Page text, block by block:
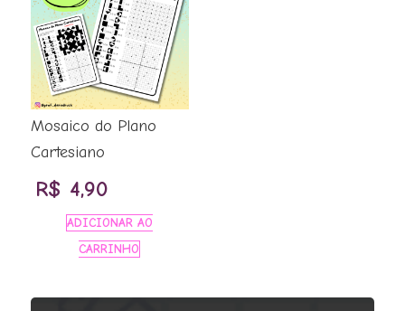
Mosaico do Plano
Cartesiano
R$ 4,90
ADICIONAR AO
CARRINHO